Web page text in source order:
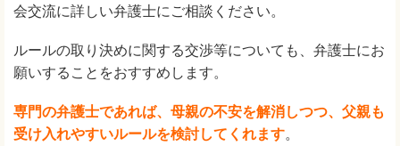
会交流に詳しい弁護士にご相談ください。
ルールの取り決めに関する交渉等についても、弁護士にお
願いすることをおすすめします。
専門の弁護士であれば、母親の不安を解消しつつ、父親も
受け入れやすいルールを検討してくれます。